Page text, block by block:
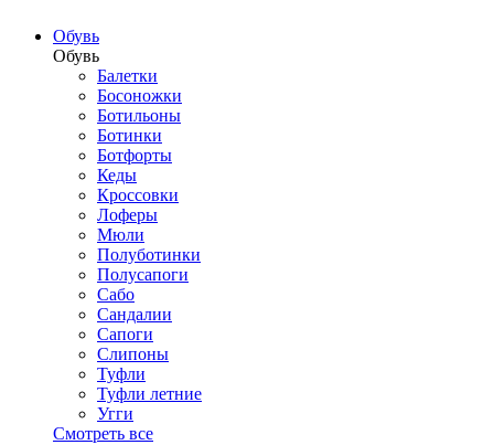
Обувь
Обувь
Балетки
Босоножки
Ботильоны
Ботинки
Ботфорты
Кеды
Кроссовки
Лоферы
Мюли
Полуботинки
Полусапоги
Сабо
Сандалии
Сапоги
Слипоны
Туфли
Туфли летние
Угги
Смотреть все